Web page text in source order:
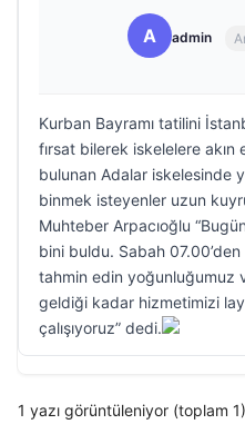
A admin
Kurban Bayramı tatilini
fırsat bilerek iskelelere akın
bulunan Adalar iskelesinde
binmek isteyenler uzun
Muhteber Arpacıoğlu
bini buldu. Sabah
tahmin edin yoğunluğumuz
geldiği kadar hizmetimizi
çalışıyoruz” dedi.
1 yazı görüntüleniyor (toplam 1)